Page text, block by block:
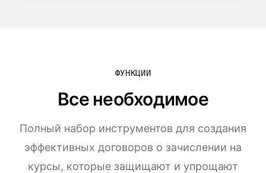
ФУНКЦИИ
Все необходимое
Полный набор инструментов для создания
эффективных договоров о зачислении на
курсы, которые защищают и упрощают